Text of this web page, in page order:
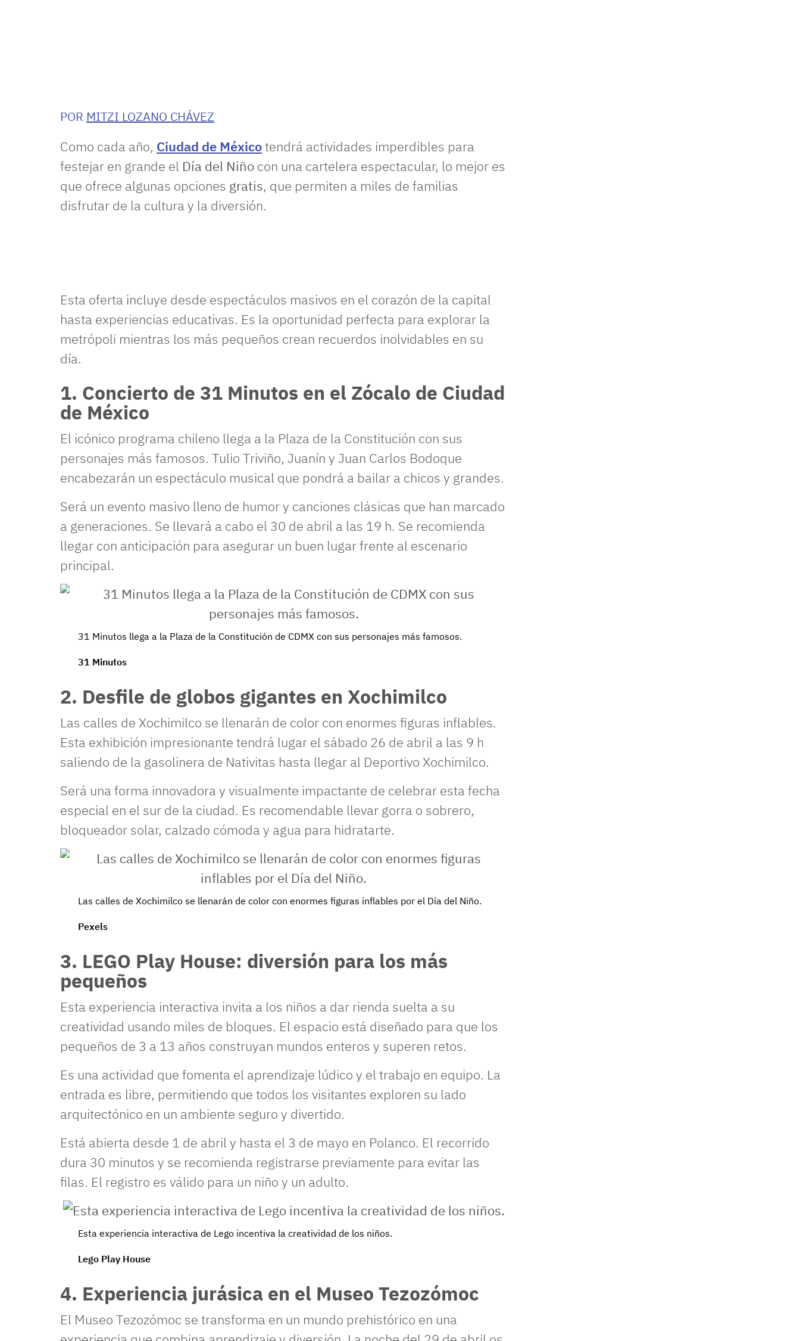
POR MITZI LOZANO CHÁVEZ
Como cada año, Ciudad de Méxicotendrá actividades imperdibles para
festejar en grande el Día del Niño con una cartelera espectacular, lo mejor es
que ofrece algunas opciones gratis, que permiten a miles de familias
disfrutar de la cultura y la diversión.
Esta oferta incluye desde espectáculos masivos en el corazón de la capital
hasta experiencias educativas. Es la oportunidad perfecta para explorar la
metrópoli mientras los más pequeños crean recuerdos inolvidables en su
día.
1. Concierto de 31 Minutos en el Zócalo de Ciudad
de México
El icónico programa chileno llega a la Plaza de la Constitución con sus
personajes más famosos. Tulio Triviño, Juanín y Juan Carlos Bodoque
encabezarán un espectáculo musical que pondrá a bailar a chicos y grandes.
Será un evento masivo lleno de humor y canciones clásicas que han marcado
a generaciones. Se llevará a cabo el 30 de abril a las 19 h. Se recomienda
llegar con anticipación para asegurar un buen lugar frente al escenario
principal.
31 Minutos llega a la Plaza de la Constitución de CDMX con sus personajes más famosos.
31 Minutos
2. Desfile de globos gigantes en Xochimilco
Las calles de Xochimilco se llenarán de color con enormes figuras inflables.
Esta exhibición impresionante tendrá lugar el sábado 26 de abril a las 9 h
saliendo de la gasolinera de Nativitas hasta llegar al Deportivo Xochimilco.
Será una forma innovadora y visualmente impactante de celebrar esta fecha
especial en el sur de la ciudad. Es recomendable llevar gorra o sobrero,
bloqueador solar, calzado cómoda y agua para hidratarte.
Las calles de Xochimilco se llenarán de color con enormes figuras inflables por el Día del Niño.
Pexels
3. LEGO Play House: diversión para los más
pequeños
Esta experiencia interactiva invita a los niños a dar rienda suelta a su
creatividad usando miles de bloques. El espacio está diseñado para que los
pequeños de 3 a 13 años construyan mundos enteros y superen retos.
Es una actividad que fomenta el aprendizaje lúdico y el trabajo en equipo. La
entrada es libre, permitiendo que todos los visitantes exploren su lado
arquitectónico en un ambiente seguro y divertido.
Está abierta desde 1 de abril y hasta el 3 de mayo en Polanco. El recorrido
dura 30 minutos y se recomienda registrarse previamente para evitar las
filas. El registro es válido para un niño y un adulto.
Esta experiencia interactiva de Lego incentiva la creatividad de los niños.
Lego Play House
4. Experiencia jurásica en el Museo Tezozómoc
El Museo Tezozómoc se transforma en un mundo prehistórico en una